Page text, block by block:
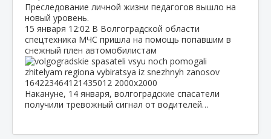
Преследование личной жизни педагогов вышло на
новый уровень.
15 января 12:02 В Волгоградской области
спецтехника МЧС пришла на помощь попавшим в
снежный плен автомобилистам
Накануне, 14 января, волгоградские спасатели
получили тревожный сигнал от водителей…